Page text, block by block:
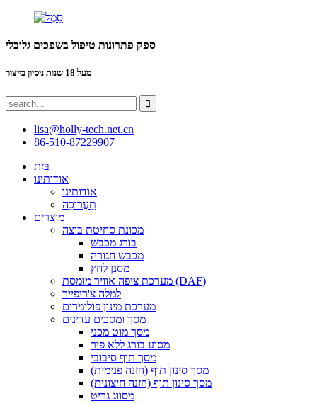
ספק פתרונות טיפול בשפכים גלובלי
מעל 18 שנות ניסיון בייצור
lisa@holly-tech.net.cn
86-510-87229907
בַּיִת
אודותינו
אודותינו
תַעֲרוּכָה
מוצרים
מכונת סחיטת בוצה
בורג מכבש
מכבש חגורה
מסנן לחץ
מערכת ציפה אוויר מומסת (DAF)
למלה צ'ריפייר
מערכת מינון פולימרים
מסך ומסכים עדינים
מסך מוט מכני
מסוע בורג ללא פיר
מסך תוף סיבובי
מסך סינון תוף (הזנה פנימית)
מסך סינון תוף (הזנה חיצונית)
מסווג גריט